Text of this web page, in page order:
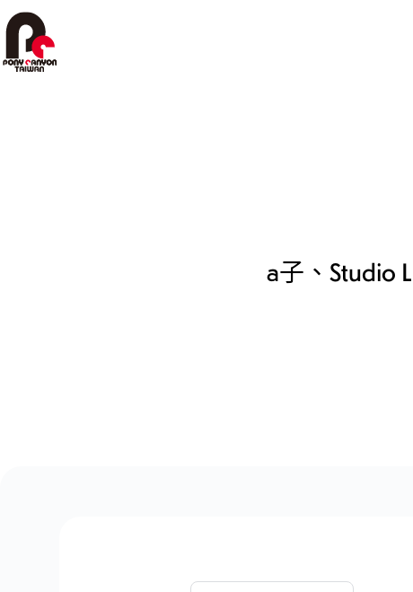
至
主
a子、Studio